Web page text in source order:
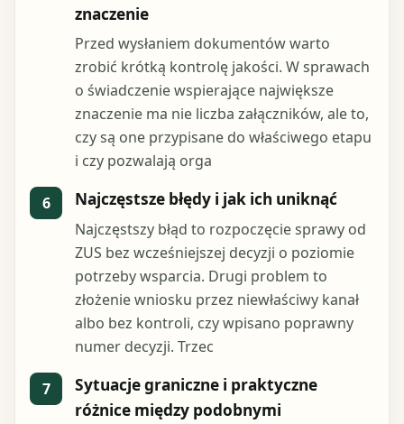
znaczenie
Przed wysłaniem dokumentów warto
zrobić krótką kontrolę jakości. W sprawach
o świadczenie wspierające największe
znaczenie ma nie liczba załączników, ale to,
czy są one przypisane do właściwego etapu
i czy pozwalają orga
6 Najczęstsze błędy i jak ich uniknąć
Najczęstszy błąd to rozpoczęcie sprawy od
ZUS bez wcześniejszej decyzji o poziomie
potrzeby wsparcia. Drugi problem to
złożenie wniosku przez niewłaściwy kanał
albo bez kontroli, czy wpisano poprawny
numer decyzji. Trzec
7
Sytuacje graniczne i praktyczne
różnice między podobnymi